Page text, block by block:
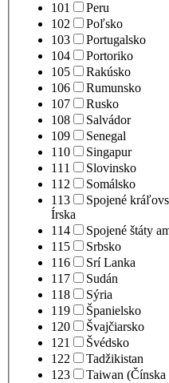
101
Peru
102
Poľsko
103
Portugalsko
104
Portoriko
105
Rakúsko
106
Rumunsko
107
Rusko
108
Salvádor
109
Senegal
110
Singapur
111
Slovinsko
112
Somálsko
113
Spojené
Írska
114
Spojené štáty
115
Srbsko
116
Srí Lanka
117
Sudán
118
Sýria
119
Španielsko
120
Švajčiarsko
121
Švédsko
122
Tadžikistan
123
Taiwan